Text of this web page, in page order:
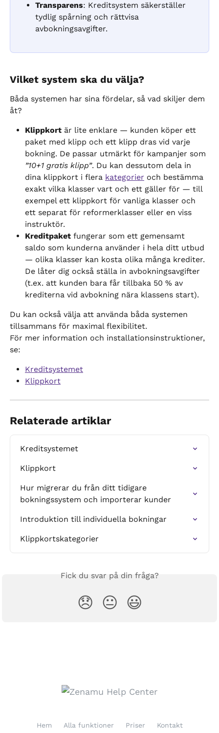
Transparens: Kreditsystem säkerställer
tydlig spårning och rättvisa
avbokningsavgifter.
Vilket system ska du välja?
Båda systemen har sina fördelar, så vad skiljer dem
åt?
Klippkort är lite enklare — kunden köper ett
paket med klipp och ett klipp dras vid varje
bokning. De passar utmärkt för kampanjer som
”10+1 gratis klipp”. Du kan dessutom dela in
dina klippkort i flera kategorier och bestämma
exakt vilka klasser vart och ett gäller för — till
exempel ett klippkort för vanliga klasser och
ett separat för reformerklasser eller en viss
instruktör.
Kreditpaket fungerar som ett gemensamt
saldo som kunderna använder i hela ditt utbud
— olika klasser kan kosta olika många krediter.
De låter dig också ställa in avbokningsavgifter
(t.ex. att kunden bara får tillbaka 50 % av
krediterna vid avbokning nära klassens start).
Du kan också välja att använda båda systemen
tillsammans för maximal flexibilitet.
För mer information och installationsinstruktioner,
se:
Kreditsystemet
Klippkort
Relaterade artiklar
Kreditsystemet
Klippkort
Hur migrerar du från ditt tidigare
bokningssystem och importerar kunder
Introduktion till individuella bokningar
Klippkortskategorier
Fick du svar på din fråga?
😞 😐 😃
Hem Alla funktioner Priser Kontakt